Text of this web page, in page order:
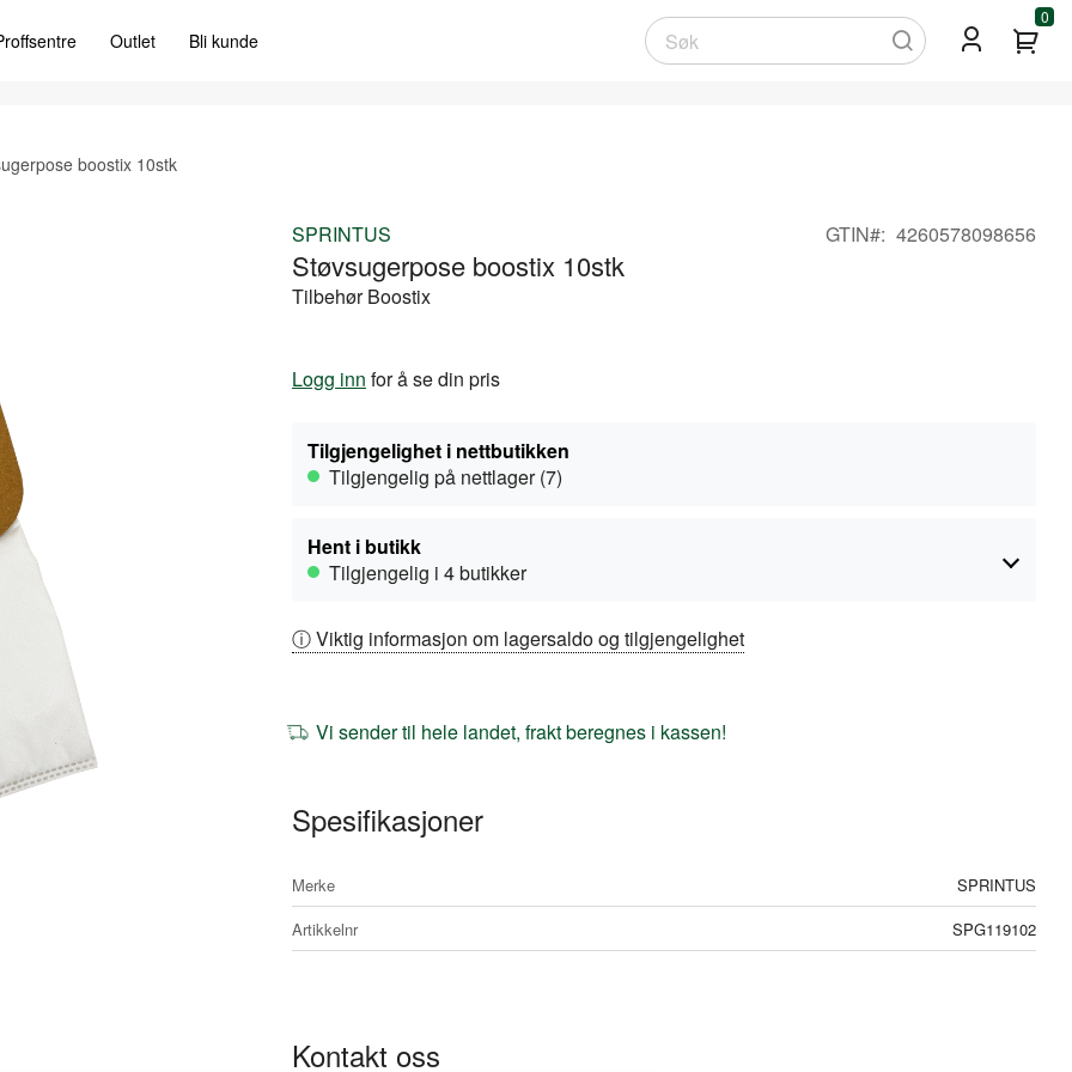
Outlet Bli kunde
Søk
0
boostix 10stk
SPRINTUS
Støvsugerpose boostix 10stk
GTIN 4260578098656
Tilbehør Boostix
Logg inn for å se din pris
Tilgjengelighet i nettbutikken
Tilgjengelig på nettlager (7)
Hent i butikk
Tilgjengelig i 4 butikker
ⓘ Viktig informasjon om lagersaldo og tilgjengelighet
Vi sender til hele landet, frakt beregnes i kassen!
Spesifikasjoner
Mer
informasjon
Merke
SPRINTUS
Artikkelnr
SPG119102
Kontakt oss